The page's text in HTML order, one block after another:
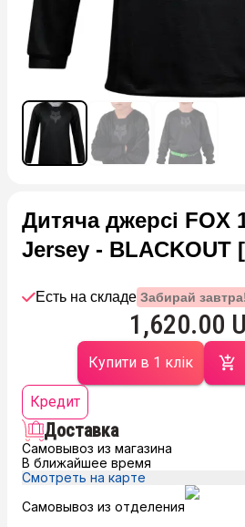
Дитяча джерсі FOX
Jersey - BLACKOUT
Есть на складе Забирай
1,620.00
Купити в 1 клік
Кредит
Доставка
Самовывоз из магазина
В ближайшее время
Смотреть на карте
Самовывоз из отделения